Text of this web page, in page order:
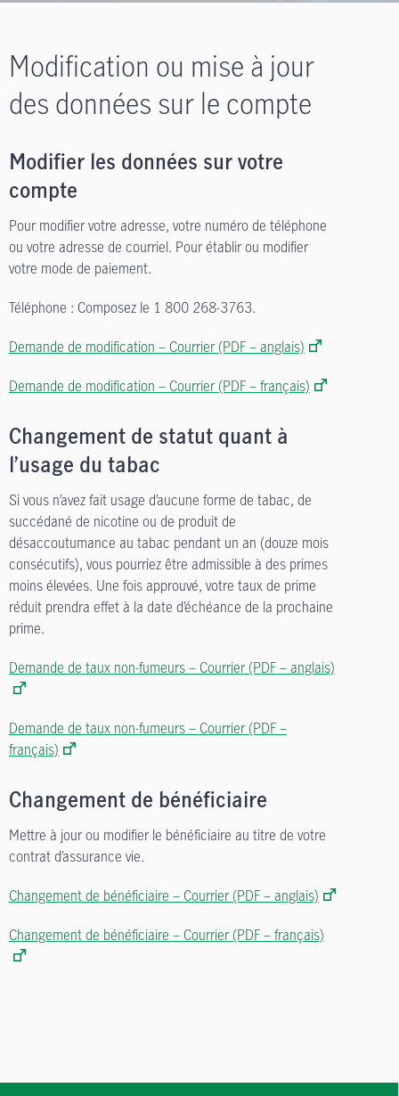
Modification ou mise à jour
des données sur le compte
Modifier les données sur votre
compte
Pour modifier votre adresse, votre numéro de téléphone
ou votre adresse de courriel. Pour établir ou modifier
votre mode de paiement.
Téléphone : Composez le 1 800 268-3763.
Demande de modification – Courrier (PDF – anglais)
Demande de modification – Courrier (PDF – français)
Changement de statut quant à
l’usage du tabac
Si vous n’avez fait usage d’aucune forme de tabac, de
succédané de nicotine ou de produit de
désaccoutumance au tabac pendant un an (douze mois
consécutifs), vous pourriez être admissible à des primes
moins élevées. Une fois approuvé, votre taux de prime
réduit prendra effet à la date d’échéance de la prochaine
prime.
Demande de taux non-fumeurs – Courrier (PDF – anglais)
Demande de taux non-fumeurs – Courrier (PDF –
français)
Changement de bénéficiaire
Mettre à jour ou modifier le bénéficiaire au titre de votre
contrat d’assurance vie.
Changement de bénéficiaire – Courrier (PDF – anglais)
Changement de bénéficiaire – Courrier (PDF – français)